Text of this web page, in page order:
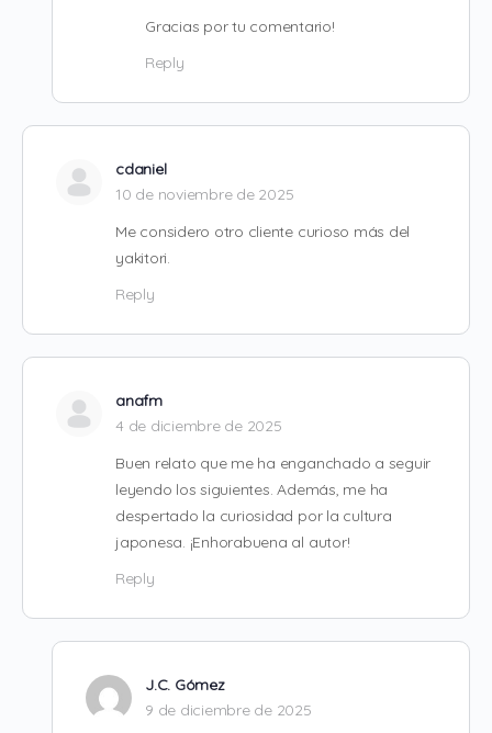
Gracias por tu comentario!
Reply
cdaniel
10 de noviembre de 2025
Me considero otro cliente curioso más del
yakitori.
Reply
anafm
4 de diciembre de 2025
Buen relato que me ha enganchado a seguir
leyendo los siguientes. Además, me ha
despertado la curiosidad por la cultura
japonesa. ¡Enhorabuena al autor!
Reply
J.C. Gómez
9 de diciembre de 2025